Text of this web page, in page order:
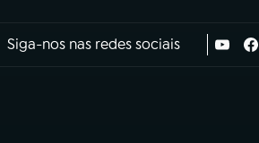
Siga-nos nas redes sociais